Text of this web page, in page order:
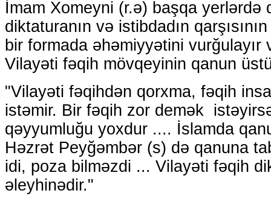
İmam Xomeyni (r.ə) başqa yerlərdə
diktaturanın və istibdadın
bir formada əhəmiyyətini
Vilayəti fəqih mövqeyinin qanun
"Vilayəti fəqihdən qorxma, fəqih
istəmir. Bir fəqih zor demək
qəyyumluğu yoxdur .... İslamda
Həzrət Peyğəmbər (s) də qanuna
idi, poza bilməzdi ... Vilayəti fəqih
əleyhinədir."